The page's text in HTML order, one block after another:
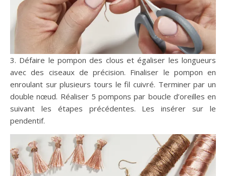
3. Défaire le pompon des clous et égaliser les longueurs
avec des ciseaux de précision. Finaliser le pompon en
enroulant sur plusieurs tours le fil cuivré. Terminer par un
double nœud. Réaliser 5 pompons par boucle d’oreilles en
suivant les étapes précédentes. Les insérer sur le
pendentif.